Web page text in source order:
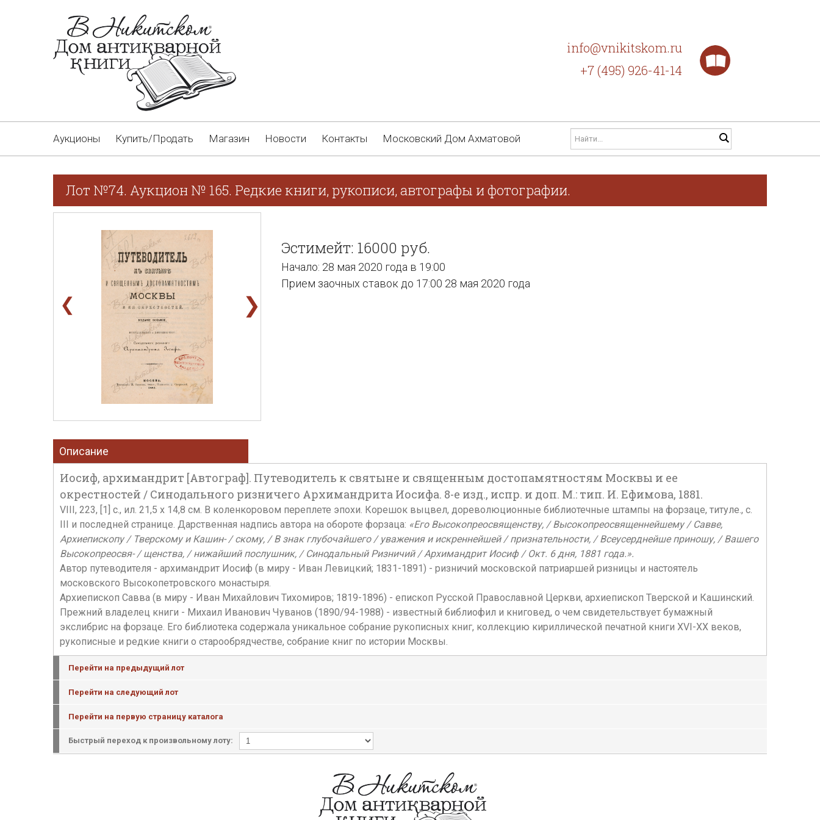
info@vnikitskom.ru
+7 (495) 926-41-14
Аукционы Купить/Продать Магазин Новости Контакты Московский Дом Ахматовой
Лот №74. Аукцион № 165. Редкие книги, рукописи, автографы и фотографии.
❮ ❯
Эстимейт: 16000 руб.
Начало: 28 мая 2020 года в 19:00
Прием заочных ставок до 17:00 28 мая 2020 года
Описание
Иосиф, архимандрит [Автограф]. Путеводитель к святыне и священным достопамятностям Москвы и ее
окрестностей / Синодального ризничего Архимандрита Иосифа. 8-е изд., испр. и доп. М.: тип. И. Ефимова, 1881.
VIII, 223, [1] с., ил. 21,5 x 14,8 см. В коленкоровом переплете эпохи. Корешок выцвел, дореволюционные библиотечные штампы на форзаце, титуле., с.
III и последней странице. Дарственная надпись автора на обороте форзаца: «Его Высокопреосвященству, / Высокопреосвященнейшему / Савве,
Архиепископу / Тверскому и Кашин- / скому, / В знак глубочайшего / уважения и искреннейшей / признательности, / Всеусерднейше приношу, / Вашего
Высокопреосвя- / щенства, / нижайший послушник, / Синодальный Ризничий / Архимандрит Иосиф / Окт. 6 дня, 1881 года.».
Автор путеводителя - архимандрит Иосиф (в миру - Иван Левицкий; 1831-1891) - ризничий московской патриаршей ризницы и настоятель
московского Высокопетровского монастыря.
Архиепископ Савва (в миру - Иван Михайлович Тихомиров; 1819-1896) - епископ Русской Православной Церкви, архиепископ Тверской и Кашинский.
Прежний владелец книги - Михаил Иванович Чуванов (1890/94-1988) - известный библиофил и книговед, о чем свидетельствует бумажный
экслибрис на форзаце. Его библиотека содержала уникальное собрание рукописных книг, коллекцию кириллической печатной книги XVI-XX веков,
рукописные и редкие книги о старообрядчестве, собрание книг по истории Москвы.
Перейти на предыдущий лот
Перейти на следующий лот
Перейти на первую страницу каталога
Быстрый переход к произвольному лоту: